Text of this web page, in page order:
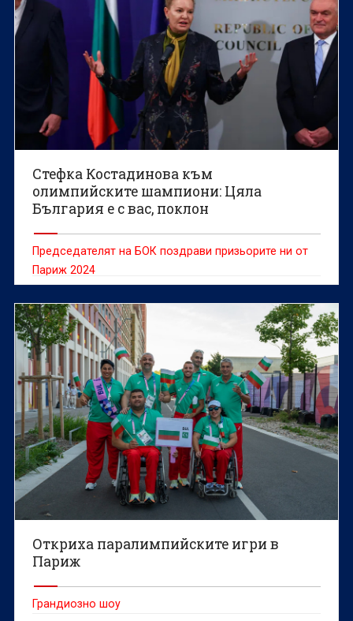
Стефка Костадинова към
олимпийските шампиони: Цяла
България е с вас, поклон
Председателят на БОК поздрави призьорите ни от
Париж 2024
Откриха паралимпийските игри в
Париж
Грандиозно шоу